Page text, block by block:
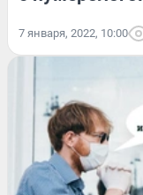
7 января, 2022, 10:00